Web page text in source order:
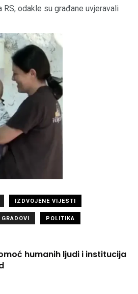
odakle su građane uvjeravali
IZDVOJENE VIJESTI
POLITIKA
humanih ljudi i institucija